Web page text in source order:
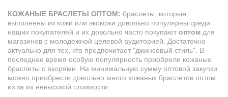
КОЖАНЫЕ БРАСЛЕТЫ ОПТОМ: браслеты, которые
выполнены из кожи или экокожи довольно популярны среди
наших покупателей и их довольно часто покупают оптом для
магазинов с молодежной целевой аудиторией. Достаточно
актуально для тех, кто предпочитает "джинсовый стиль". В
последнее время особую популярность приобрели кожаные
браслеты с якорями. На минимальную сумму оптовой закупки
можно приобрести довольно много кожаных браслетов оптом
из за их невысокой стоимости.